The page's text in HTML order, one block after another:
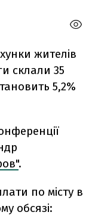
жителів
склали 35
5,2%
.
по місту в
обсязі: